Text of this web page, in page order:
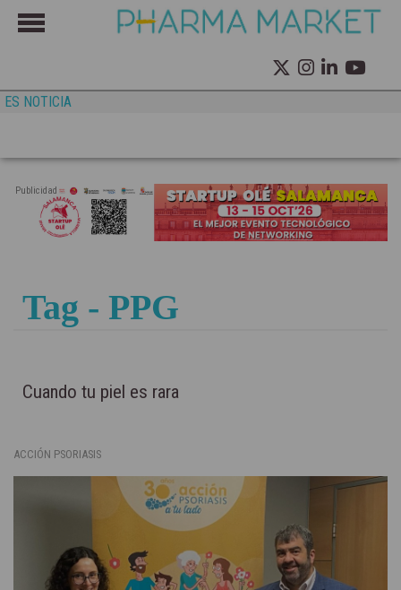
ES NOTICIA
Publicidad
Tag - PPG
Cuando tu piel es rara
ACCIÓN PSORIASIS